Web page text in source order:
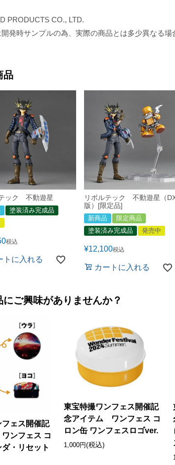
PRODUCTS CO., LTD.
発時サンプルの為、実際の商品とは多少異なる場
品
ック 不動遊星
塗装済み完成品
税込
トに入れる
リボルテック 不動遊星（
版）[限定品]
新商品
限定商品
塗装済み完成品
発売中
¥12,100税込
カートに入れる
にご興味がありませんか？
ェス開催記
ンフェス コ
・リセット
東宝特撮ワンフェス開催記
念アイテム ワンフェス コ
ロン缶 ワンフェスロゴver.
1,000円(税込)